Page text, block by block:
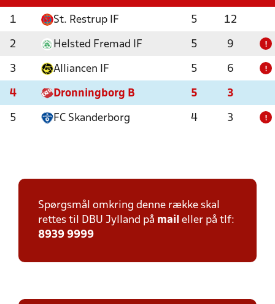
1 St. Restrup IF 5 12
2 Helsted Fremad IF 5 9 !
3 Alliancen IF 5 6 !
4 Dronningborg B 5 3
5 FC Skanderborg 4 3 !
Spørgsmål omkring denne række skal
rettes til DBU Jylland på mail eller på tlf:
8939 9999